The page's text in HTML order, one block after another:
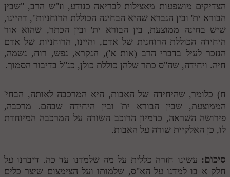
הצדיקים מושפעות מאצילות לבריאה כנודע, וז"ש הרב, "שבין
הבורא ית' ובין הנברא שהיא הבחינה הכוללת הרוחניות", דהיינו,
שיש בחינה ממוצעת, בין הבורא ית' ובין הכתר, שהוא אור
היחידה הכוללת הרוחנית של אדם, והיינו, הרוחניות של אדם
הנזכר לעיל בדברי הרב (אות א'), הנקרא, נפש, רוח, נשמה,
חיה. ויחידה, שה"ס כתר שלהן כוללת כולן, כנ"ל בדיבור הסמוך.
ח) כלומר, שהיחידה של האבות, היא המרכבה לאותה, הבחי'
הממוצעת, שבין הבורא ית' ובין היחידה שבהם. מרכבה,
פירושה השראה, כדמיון הרוכב השורה על המרכבה המיוחדת
לו, כן האלקיית שורה על האבות.
סיכום: עשינו חזרה כללית על מה שלמדנו עד כה. דיברנו על
חלק א בו למדנו על הא"ס, שלמותו ועל הצימצום שיצר כלים